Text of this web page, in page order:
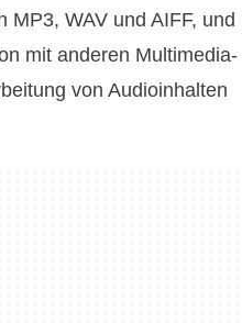
WAV und AIFF, und
mit anderen Multimedia-
von Audioinhalten